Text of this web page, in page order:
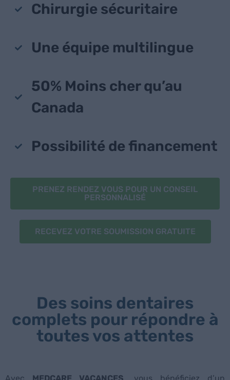
Chirurgie sécuritaire
Une équipe multilingue
50% Moins cher qu’au
Canada
Possibilité de financement
PRENEZ RENDEZ VOUS POUR UN CONSEIL
PERSONNALISÉ
RECEVEZ VOTRE SOUMISSION GRATUITE
Des soins dentaires
complets pour répondre à
toutes vos attentes